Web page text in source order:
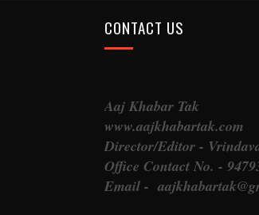
CONTACT US
Aaj Khabar Tak
www.aajkhabartak.com
Director/Editor -
Office Contact No. -
Email -